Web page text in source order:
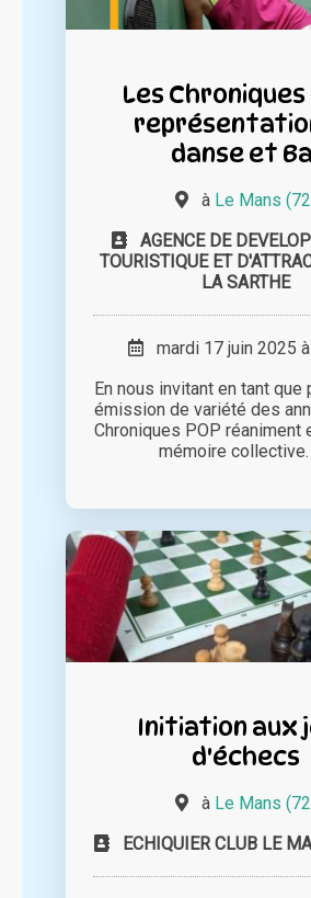
Les Chroniques
danse et
à Le Mans
AGENCE DE
TOURISTIQUE ET
LA SARTHE
mardi 17 juin 2025
En nous invitant en tant que
émission de variété des
Chroniques POP réaniment
mémoire collective.
Initiation aux
d'échecs
à Le Mans
ECHIQUIER CLUB LE